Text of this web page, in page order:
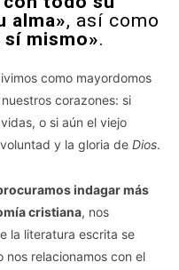
alma», así como
mismo».
como mayordomos
corazones: si
o si aún el viejo
y la gloria de Dios.
indagar más
cristiana, nos
la literatura escrita se
nos relacionamos con el